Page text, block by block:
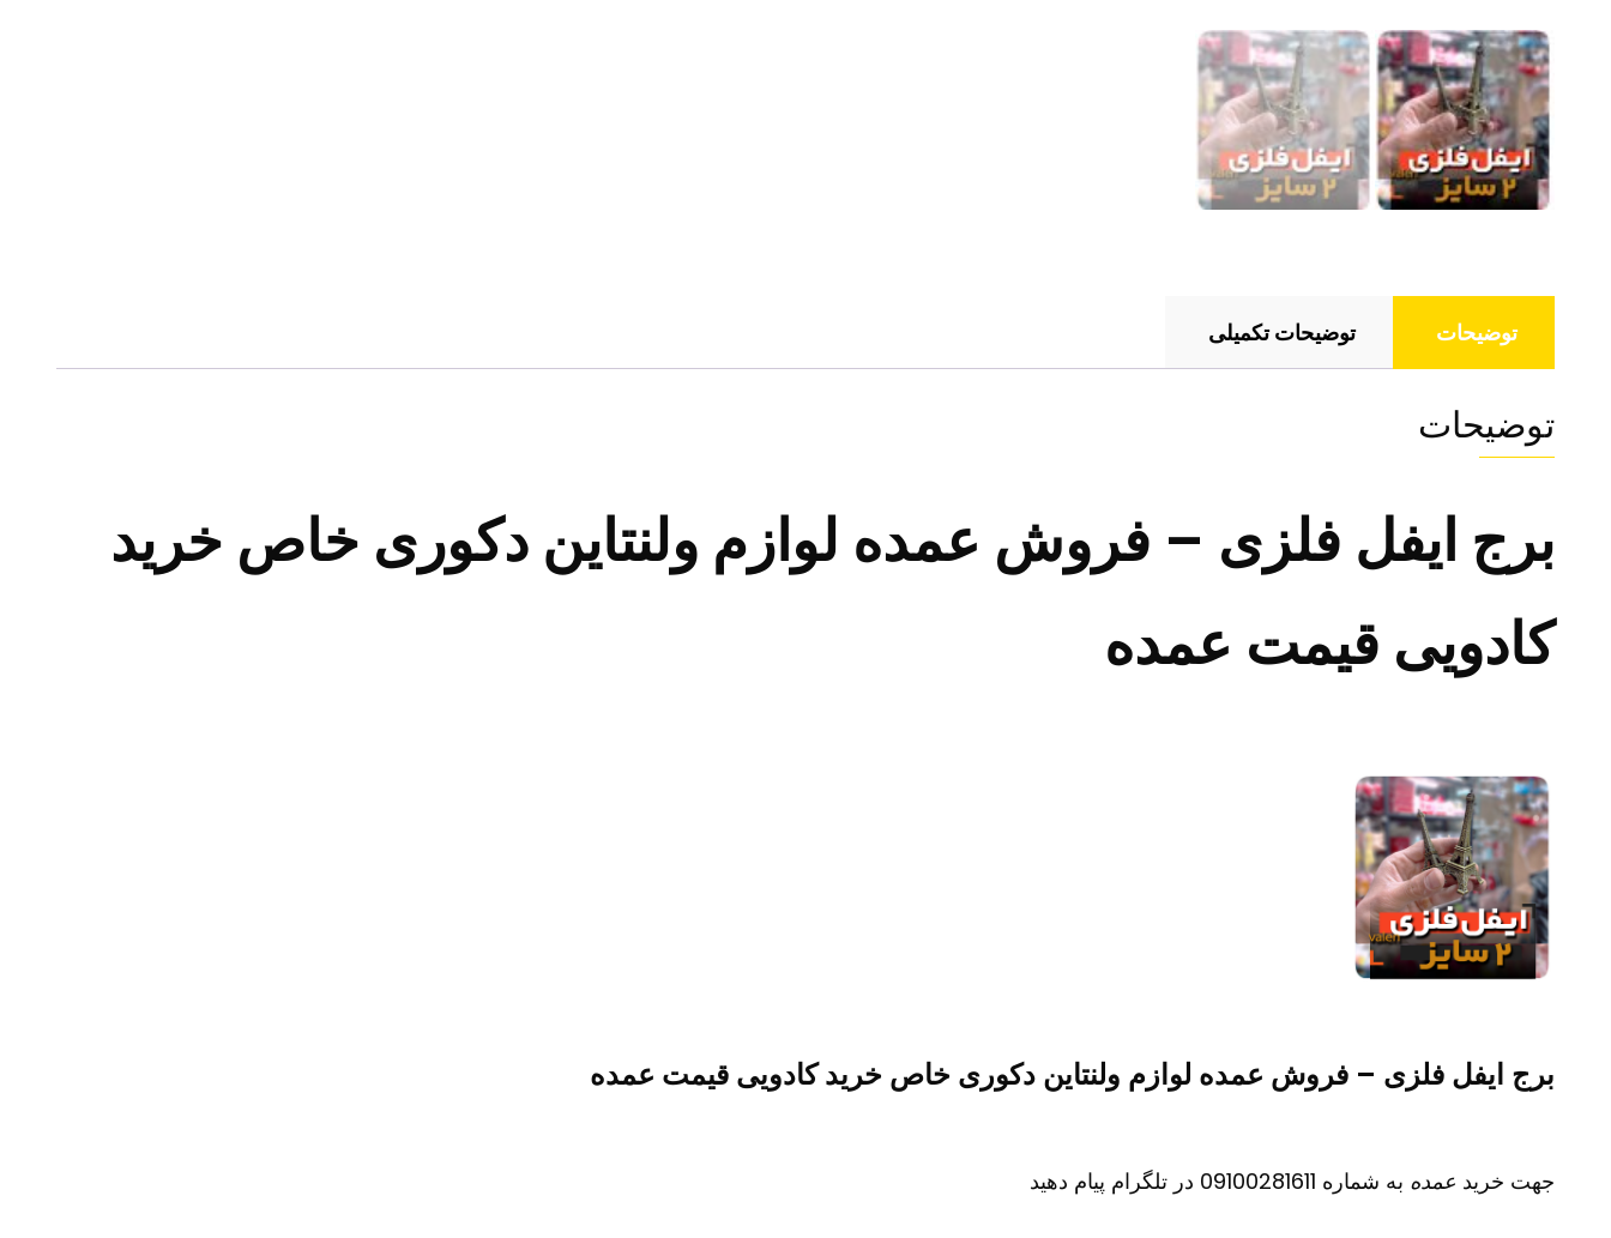
توضیحات توضیحات تکمیلی
توضیحات
برج ایفل فلزی – فروش عمده لوازم ولنتاین دکوری خاص خرید
کادویی قیمت عمده
برج ایفل فلزی – فروش عمده لوازم ولنتاین دکوری خاص خرید کادویی قیمت عمده
جهت خرید عمده به شماره 09100281611 در تلگرام پیام دهید